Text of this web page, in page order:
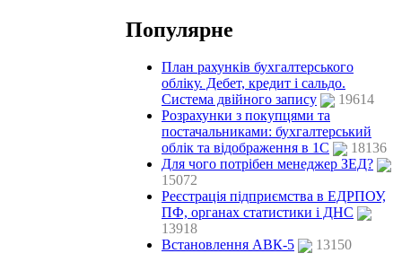
Популярне
План рахунків бухгалтерського
обліку. Дебет, кредит і сальдо.
Система двійного запису
19614
Розрахунки з покупцями та
постачальниками: бухгалтерський
облік та відображення в 1С
18136
Для чого потрібен менеджер ЗЕД?
15072
Реєстрація підприємства в ЕДРПОУ,
ПФ, органах статистики і ДНС
13918
Встановлення АВК-5
13150